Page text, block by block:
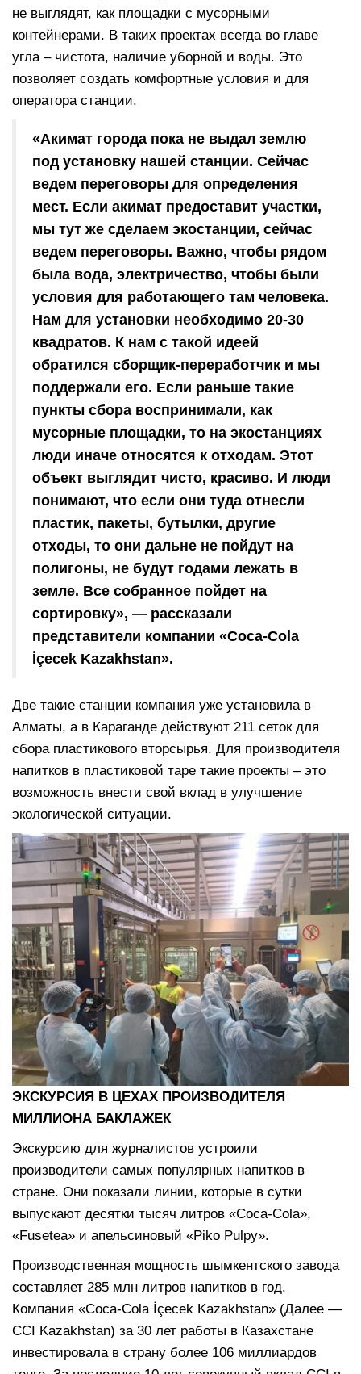
не выглядят, как площадки с мусорными
контейнерами. В таких проектах всегда во главе
угла – чистота, наличие уборной и воды. Это
позволяет создать комфортные условия и для
оператора станции.
«Акимат города пока не выдал землю
под установку нашей станции. Сейчас
ведем переговоры для определения
мест. Если акимат предоставит участки,
мы тут же сделаем экостанции, сейчас
ведем переговоры. Важно, чтобы рядом
была вода, электричество, чтобы были
условия для работающего там человека.
Нам для установки необходимо 20-30
квадратов. К нам с такой идеей
обратился сборщик-переработчик и мы
поддержали его. Если раньше такие
пункты сбора воспринимали, как
мусорные площадки, то на экостанциях
люди иначе относятся к отходам. Этот
объект выглядит чисто, красиво. И люди
понимают, что если они туда отнесли
пластик, пакеты, бутылки, другие
отходы, то они дальне не пойдут на
полигоны, не будут годами лежать в
земле. Все собранное пойдет на
сортировку», — рассказали
представители компании «Coca-Cola
İçecek Kazakhstan».
Две такие станции компания уже установила в
Алматы, а в Караганде действуют 211 сеток для
сбора пластикового вторсырья. Для производителя
напитков в пластиковой таре такие проекты – это
возможность внести свой вклад в улучшение
экологической ситуации.
ЭКСКУРСИЯ В ЦЕХАХ ПРОИЗВОДИТЕЛЯ
МИЛЛИОНА БАКЛАЖЕК
Экскурсию для журналистов устроили
производители самых популярных напитков в
стране. Они показали линии, которые в сутки
выпускают десятки тысяч литров «Coca-Cola»,
«Fusetea» и апельсиновый «Piko Pulpy».
Производственная мощность шымкентского завода
составляет 285 млн литров напитков в год.
Компания «Coca-Cola İçecek Kazakhstan» (Далее —
CCI Kazakhstan) за 30 лет работы в Казахстане
инвестировала в страну более 106 миллиардов